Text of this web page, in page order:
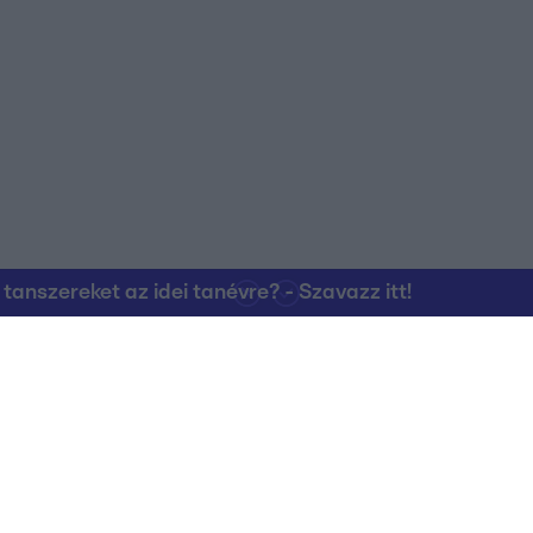
az idei tanévre? - Szavazz itt!